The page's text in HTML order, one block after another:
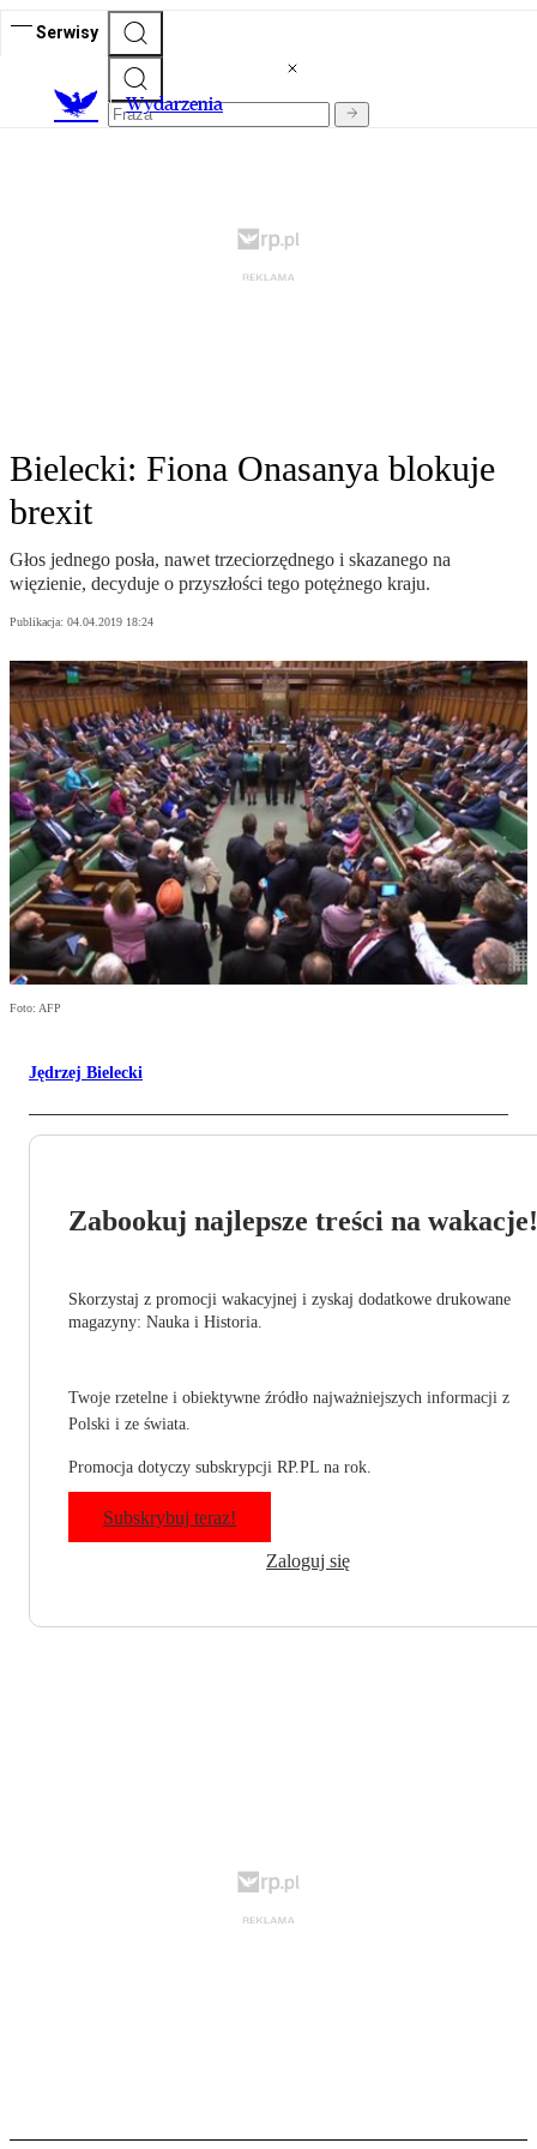
Serwisy
Wydarzenia
Bielecki: Fiona Onasanya blokuje
brexit
Głos jednego posła, nawet trzeciorzędnego i skazanego na
więzienie, decyduje o przyszłości tego potężnego kraju.
Publikacja: 04.04.2019 18:24
Foto: AFP
Jędrzej Bielecki
Zabookuj najlepsze treści na wakacje!
Skorzystaj z promocji wakacyjnej i zyskaj dodatkowe drukowane
magazyny: Nauka i Historia.
Twoje rzetelne i obiektywne źródło najważniejszych informacji z
Polski i ze świata.
Promocja dotyczy subskrypcji RP.PL na rok.
Subskrybuj teraz!
Zaloguj się